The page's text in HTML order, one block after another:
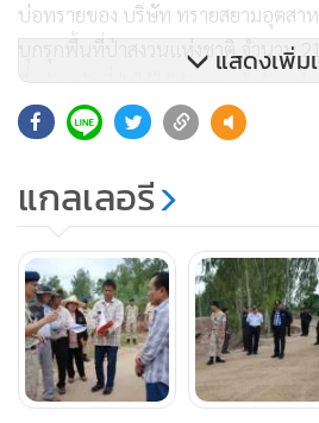
ซึ่งเจ้าหน้าที่ป่าไม้ได้ทำการแจ้งข้อกล่
แผ้วถางป่าสงวนแห่งชาติป่าท่าช้าง แล
บริษัท ทรายสยามอุตสาหกรรม มีการใ
อนุญาตถึง 654 แรงม้า โดยขออนุญาตไ
หน้าที่ได้ทำการเปรียบเทียบปรับ โดย
200,000 บาท และจำคุกไม่เกิน 2 ปี
นายวิจิตรกล่าวอีกว่า นอกจากนี้ยังพบ
บุกรุกครอบครองที่สาธารณประโยชน์
แสดงเพิ่ม
แกลเลอรี